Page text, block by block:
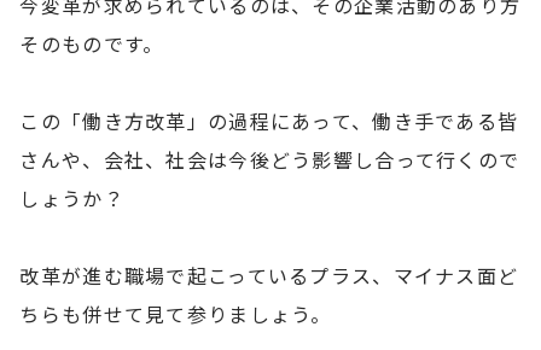
そのものです。
この「働き方改革」の過程にあって、働き手である皆
さんや、会社、社会は今後どう影響し合って行くので
しょうか？
改革が進む職場で起こっているプラス、マイナス面ど
ちらも併せて見て参りましょう。